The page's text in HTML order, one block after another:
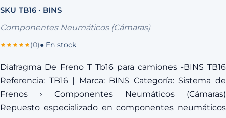
SKU TB16 · BINS
Componentes Neumáticos (Cámaras)
(0)● En stock
Diafragma De Freno T Tb16 para camiones -BINS TB16
Referencia: TB16 | Marca: BINS Categoría: Sistema de
Frenos › Componentes Neumáticos (Cámaras)
Repuesto especializado en componentes neumáticos